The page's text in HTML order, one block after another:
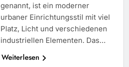
genannt, ist ein moderner
urbaner Einrichtungsstil mit viel
Platz, Licht und verschiedenen
industriellen Elementen. Das…
Weiterlesen